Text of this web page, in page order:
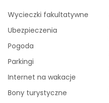
Wycieczki fakultatywne
Ubezpieczenia
Pogoda
Parkingi
Internet na wakacje
Bony turystyczne